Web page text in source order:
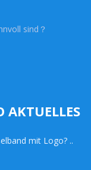
sind？
AKTUELLES
mit Logo? ..